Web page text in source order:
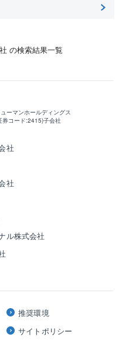
クル事業も行ってお
の検索結果一覧
ューマンホールディングス
券コード:2415)子会社
社
社
ル株式会社
推奨環境
サイトポリシー